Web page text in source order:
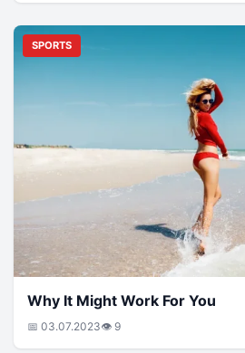
SPORTS
Why It Might Work For You
📅 03.07.2023👁 9